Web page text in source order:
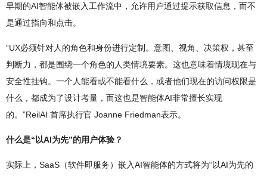
早期的AI智能体被嵌入工作流中，允许用户通过提示获取信息，而不
是通过指向和点击。
“UX必须针对人的角色和身份进行定制。意图、视角、决策权，甚至
判断力，都是围绕一个角色的人类情境要素。这也意味着情境现在与
安全性挂钩。一个人能看或不能看什么，或者他们现在的访问权限是
什么，都成为了设计考量，而这也是智能体AI非常擅长实现
的。”ReilAI 首席执行官 Joanne Friedman表示。
什么是“以AI为先”的用户体验？
实际上，SaaS（软件即服务）嵌入AI智能体的方式将为“以AI为先的